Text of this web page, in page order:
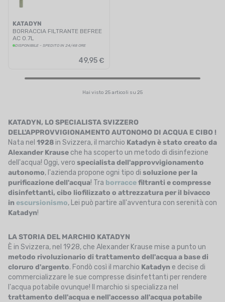
KATADYN
BORRACCIA FILTRANTE BEFREE
AC 0.7L
DISPONIBILE - SPEDITO IN 24/48 ORE
49,95 €
Hai visto 25 articoli su 25
KATADYN, LO SPECIALISTA SVIZZERO
DELL'APPROVVIGIONAMENTO AUTONOMO DI ACQUA E CIBO !
Nata nel 1928 in Svizzera, il marchio Katadyn è stato creato da
Alexander Krause che ha scoperto un metodo di disinfezione
dell'acqua! Oggi, vero specialista dell'approvvigionamento
autonomo, l'azienda propone ogni tipo di soluzione per la
purificazione dell'acqua! Tra borraccefiltranti e compresse
disinfettanti, cibo liofilizzato o attrezzatura per il bivacco
in escursionismo, Lei può partire all'avventura con serenità con
Katadyn!
LA STORIA DEL MARCHIO KATADYN
È in Svizzera, nel 1928, che Alexander Krause mise a punto un
metodo rivoluzionario di trattamento dell'acqua a base di
cloruro d'argento. Fondò così il marchio Katadyn e decise di
commercializzare le sue compresse disinfettanti per rendere
l'acqua potabile ovunque! Il marchio si specializza nel
trattamento dell'acqua e nell'accesso all'acqua potabile